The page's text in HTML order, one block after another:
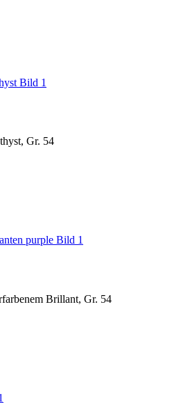
Gr. 54
Brillant, Gr. 54